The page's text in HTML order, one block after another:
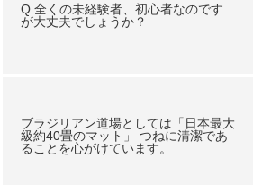
Q.全くの未経験者、初心者なのです
が大丈夫でしょうか？
ブラジリアン道場としては「日本最大
級約40畳のマット」 つねに清潔であ
ることを心がけています。